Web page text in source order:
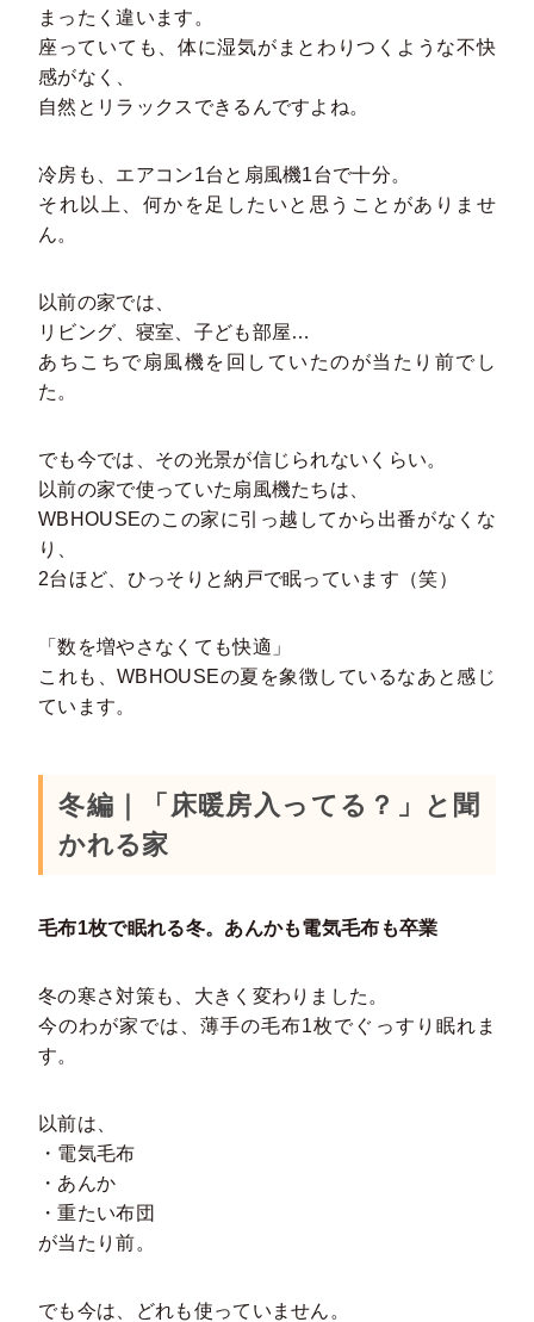
まったく違います。
座っていても、体に湿気がまとわりつくような不快
感がなく、
自然とリラックスできるんですよね。
冷房も、エアコン1台と扇風機1台で十分。
それ以上、何かを足したいと思うことがありませ
ん。
以前の家では、
リビング、寝室、子ども部屋…
あちこちで扇風機を回していたのが当たり前でし
た。
でも今では、その光景が信じられないくらい。
以前の家で使っていた扇風機たちは、
WBHOUSEのこの家に引っ越してから出番がなくな
り、
2台ほど、ひっそりと納戸で眠っています（笑）
「数を増やさなくても快適」
これも、WBHOUSEの夏を象徴しているなあと感じ
ています。
冬編｜「床暖房入ってる？」と聞
かれる家
毛布1枚で眠れる冬。あんかも電気毛布も卒業
冬の寒さ対策も、大きく変わりました。
今のわが家では、薄手の毛布1枚でぐっすり眠れま
す。
以前は、
・電気毛布
・あんか
・重たい布団
が当たり前。
でも今は、どれも使っていません。